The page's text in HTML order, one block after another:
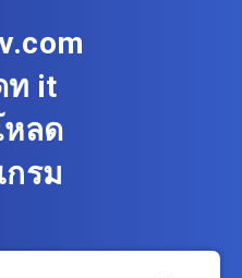
ท it
หลด
รม